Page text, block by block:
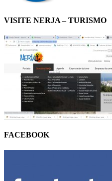
VISITE NERJA – TURISMO
FACEBOOK